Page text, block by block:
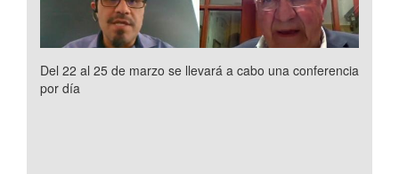
Del 22 al 25 de marzo se llevará a cabo una conferencia
por día